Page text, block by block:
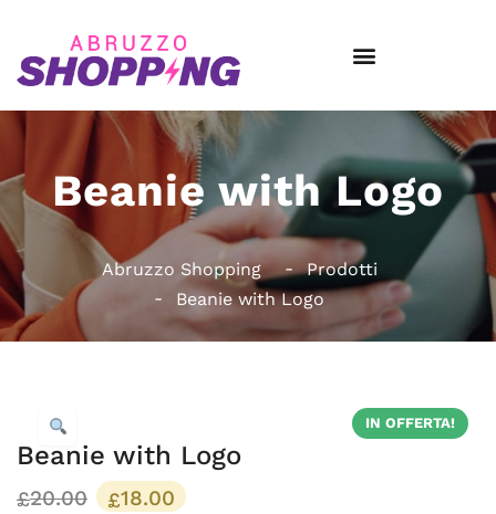
Beanie with Logo
Abruzzo Shopping
Prodotti
Beanie with Logo
IN OFFERTA!
Beanie with Logo
£20.00 £18.00